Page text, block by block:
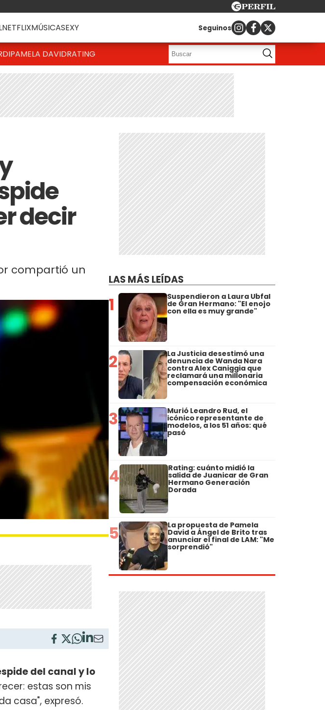
NETFLIXMÚSICASEXY Seguinos
PAMELA DAVIDRATING
decir
compartió un
del canal y lo
estas son mis
casa", expresó.
LAS MÁS LEÍDAS
1 Suspendieron a Laura Ubfal
de Gran Hermano: "El enojo
con ella es muy grande"
2 La Justicia desestimó una
denuncia de Wanda Nara
contra Alex Caniggia que
reclamará una millonaria
compensación económica
3 Murió Leandro Rud, el
icónico representante de
modelos, a los 51 años: qué
pasó
4 Rating: cuánto midió la
salida de Juanicar de Gran
Hermano Generación
Dorada
5 La propuesta de Pamela
David a Ángel de Brito tras
anunciar el final de LAM: "Me
sorprendió"